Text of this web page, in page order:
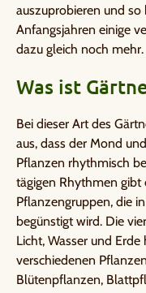
auszuprobieren und
Anfangsjahren einige
dazu gleich noch mehr.
Was ist
Bei dieser Art des
aus, dass der Mond
Pflanzen rhythmisch
tägigen Rhythmen gibt
Pflanzengruppen, die
begünstigt wird. Die
Licht, Wasser und
verschiedenen
Blütenpflanzen,